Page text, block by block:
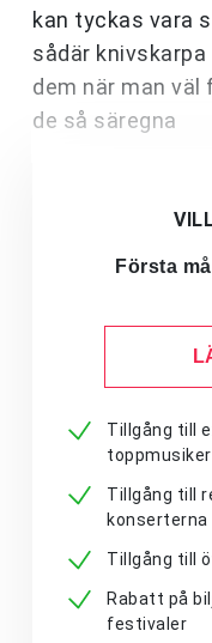
kan tyckas vara
sådär
dem när man väl
de så säregna
Första
Tillgång till
toppmusiker
Tillgång till
konserterna
Tillgång till
Rabatt på
festivaler